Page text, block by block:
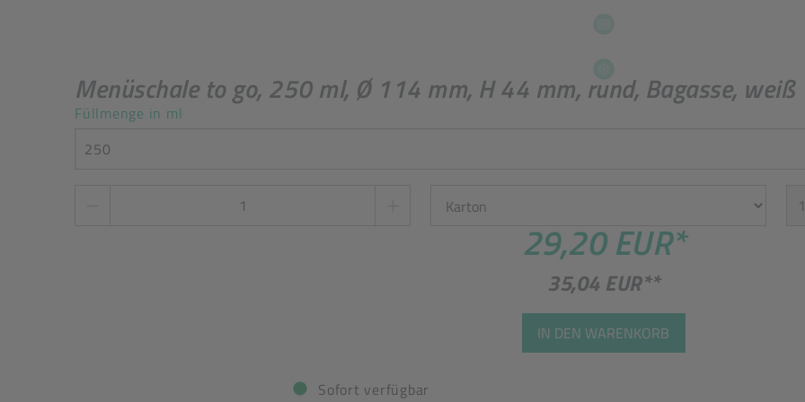
Menüschale to go, 250 ml, Ø 114 mm, H 44 mm, rund, Bagasse, weiß
Füllmenge in ml
250
29,20 EUR*
35,04 EUR**
IN DEN WARENKORB
Sofort verfügbar